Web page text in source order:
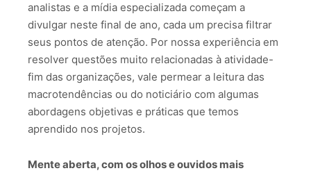
analistas e a mídia especializada começam a
divulgar neste final de ano, cada um precisa filtrar
seus pontos de atenção. Por nossa experiência em
resolver questões muito relacionadas à atividade-
fim das organizações, vale permear a leitura das
macrotendências ou do noticiário com algumas
abordagens objetivas e práticas que temos
aprendido nos projetos.
Mente aberta, com os olhos e ouvidos mais